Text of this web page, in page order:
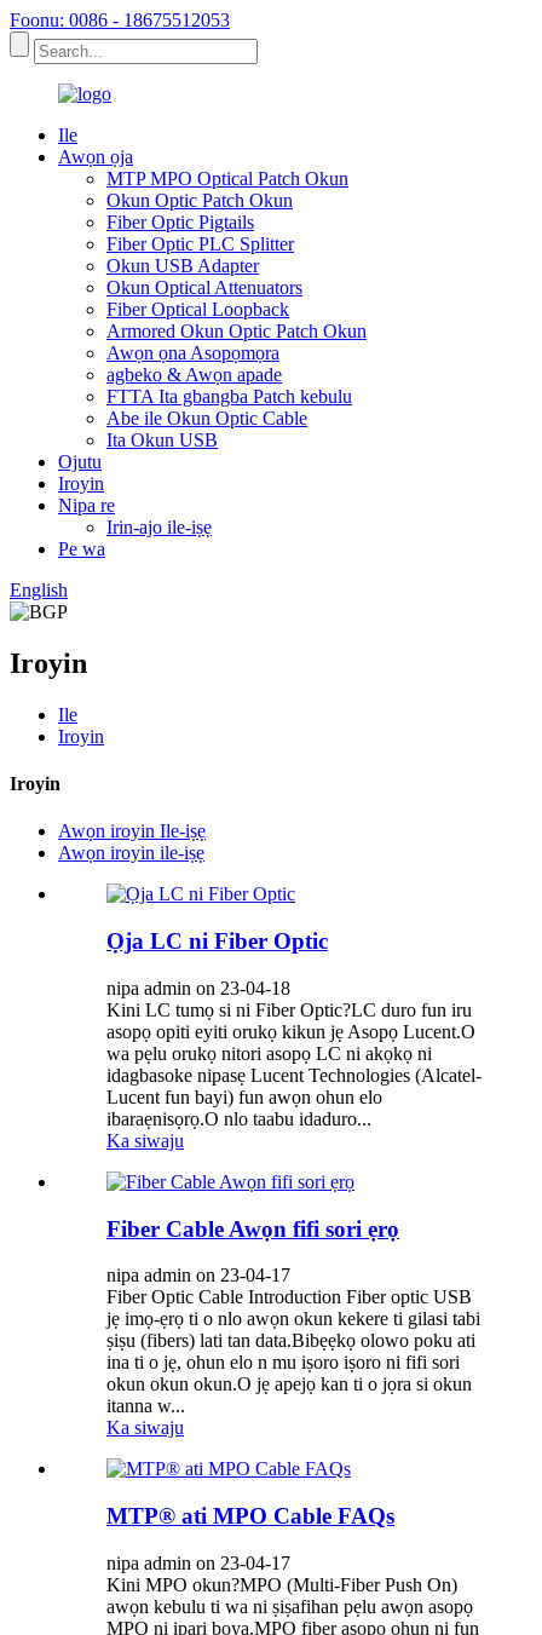
Foonu: 0086 - 18675512053
Ile
Awọn ọja
MTP MPO Optical Patch Okun
Okun Optic Patch Okun
Fiber Optic Pigtails
Fiber Optic PLC Splitter
Okun USB Adapter
Okun Optical Attenuators
Fiber Optical Loopback
Armored Okun Optic Patch Okun
Awọn ọna Asopọmọra
agbeko & Awọn apade
FTTA Ita gbangba Patch kebulu
Abe ile Okun Optic Cable
Ita Okun USB
Ojutu
Iroyin
Nipa re
Irin-ajo ile-iṣẹ
Pe wa
English
Iroyin
Ile
Iroyin
Iroyin
Awọn iroyin Ile-iṣẹ
Awọn iroyin ile-iṣẹ
Ọja LC ni Fiber Optic
nipa admin on 23-04-18
Kini LC tumọ si ni Fiber Optic?LC duro fun iru
asopọ opiti eyiti orukọ kikun jẹ Asopọ Lucent.O
wa pẹlu orukọ nitori asopọ LC ni akọkọ ni
idagbasoke nipasẹ Lucent Technologies (Alcatel-
Lucent fun bayi) fun awọn ohun elo
ibaraẹnisọrọ.O nlo taabu idaduro...
Ka siwaju
Fiber Cable Awọn fifi sori ẹrọ
nipa admin on 23-04-17
Fiber Optic Cable Introduction Fiber optic USB
jẹ imọ-ẹrọ ti o nlo awọn okun kekere ti gilasi tabi
ṣiṣu (fibers) lati tan data.Bibẹẹkọ olowo poku ati
ina ti o jẹ, ohun elo n mu iṣoro iṣoro ni fifi sori
okun okun okun.O jẹ apejọ kan ti o jọra si okun
itanna w...
Ka siwaju
MTP® ati MPO Cable FAQs
nipa admin on 23-04-17
Kini MPO okun?MPO (Multi-Fiber Push On)
awọn kebulu ti wa ni ṣiṣafihan pẹlu awọn asopọ
MPO ni ipari boya.MPO fiber asopo ohun ni fun